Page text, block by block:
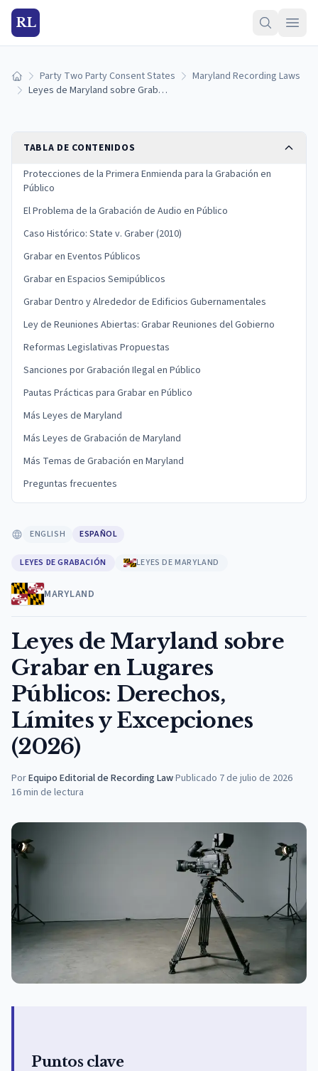
RL
Inicio Party Two Party Consent States
Maryland Recording Laws
Leyes de Maryland sobre Grabar en Lugares Públicos: Derechos, Límites y Excepciones (2026)
TABLA DE CONTENIDOS
Protecciones de la Primera Enmienda para la Grabación en
Público
El Problema de la Grabación de Audio en Público
Caso Histórico: State v. Graber (2010)
Grabar en Eventos Públicos
Grabar en Espacios Semipúblicos
Grabar Dentro y Alrededor de Edificios Gubernamentales
Ley de Reuniones Abiertas: Grabar Reuniones del Gobierno
Reformas Legislativas Propuestas
Sanciones por Grabación Ilegal en Público
Pautas Prácticas para Grabar en Público
Más Leyes de Maryland
Más Leyes de Grabación de Maryland
Más Temas de Grabación en Maryland
Preguntas frecuentes
ENGLISH ESPAÑOL
LEYES DE GRABACIÓN LEYES DE MARYLAND
MARYLAND
Leyes de Maryland sobre
Grabar en Lugares
Públicos: Derechos,
Límites y Excepciones
(2026)
PorEquipo Editorial de Recording Law·Publicado 7 de julio de 2026
16min de lectura
Puntos clave